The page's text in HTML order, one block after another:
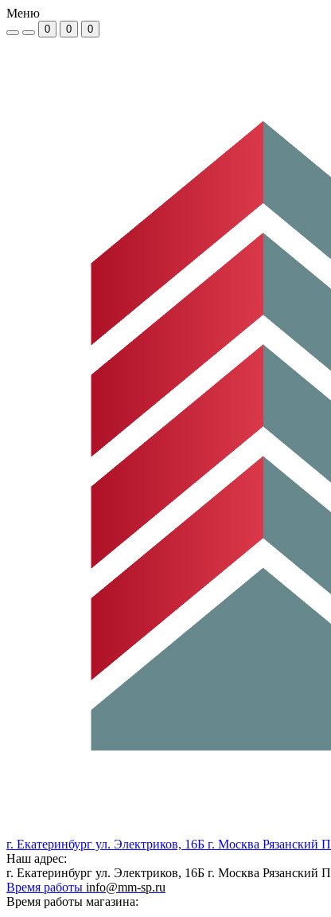
Меню
0 0 0
г. Екатеринбург ул. Электриков, 16Б г. Москва Рязанский
Наш адрес:
г. Екатеринбург ул. Электриков, 16Б г. Москва Рязанский
Время работы info@mm-sp.ru
Время работы магазина: